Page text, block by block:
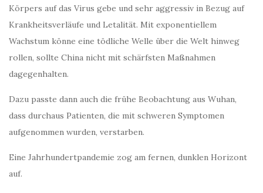
Körpers auf das Virus gebe und sehr aggressiv in Bezug auf
Krankheitsverläufe und Letalität. Mit exponentiellem
Wachstum könne eine tödliche Welle über die Welt hinweg
rollen, sollte China nicht mit schärfsten Maßnahmen
dagegenhalten.
Dazu passte dann auch die frühe Beobachtung aus Wuhan,
dass durchaus Patienten, die mit schweren Symptomen
aufgenommen wurden, verstarben.
Eine Jahrhundertpandemie zog am fernen, dunklen Horizont
auf.